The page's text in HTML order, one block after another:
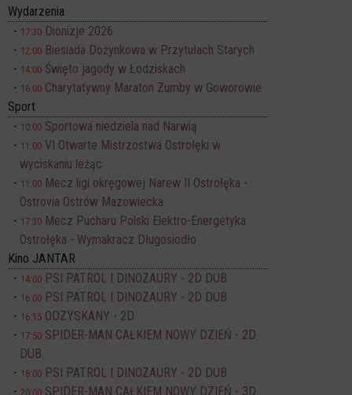
Wydarzenia
17:30 Dionizje 2026
12:00 Biesiada Dożynkowa w Przytułach Starych
14:00 Święto jagody w Łodziskach
16:00 Charytatywny Maraton Zumby w Goworowie
Sport
10:00 Sportowa niedziela nad Narwią
11:00 VI Otwarte Mistrzostwa Ostrołęki w
wyciskaniu leżąc
11:00 Mecz ligi okręgowej Narew II Ostrołęka -
Ostrovia Ostrów Mazowiecka
17:30 Mecz Pucharu Polski Elektro-Energetyka
Ostrołęka - Wymakracz Długosiodło
Kino JANTAR
14:00 PSI PATROL I DINOZAURY - 2D DUB
16:00 PSI PATROL I DINOZAURY - 2D DUB
16:15 ODZYSKANY - 2D
17:50 SPIDER-MAN CAŁKIEM NOWY DZIEŃ - 2D
DUB
18:00 PSI PATROL I DINOZAURY - 2D DUB
20:00 SPIDER-MAN CAŁKIEM NOWY DZIEŃ - 3D